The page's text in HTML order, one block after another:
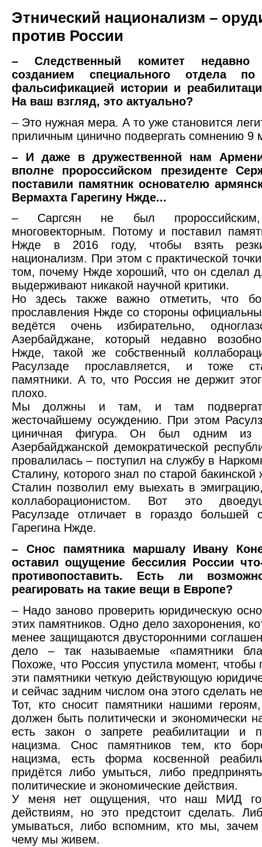
Этнический национализм –
против России
– Следственный комитет недавно
созданием специального отдела
фальсификацией истории и
На ваш взгляд, это актуально?
– Это нужная мера. А то уже становится
приличным цинично подвергать сомнению 9
– И даже в дружественной нам
вполне пророссийском президенте
поставили памятник основателю
Вермахта Гарегину Нжде...
– Саргсян не был
многовекторным. Потому и поставил
Нжде в 2016 году, чтобы взять
национализм. При этом с практической
том, почему Нжде хороший, что он сделал
выдерживают никакой научной критики.
Но здесь также важно отметить, что
прославления Нжде со стороны
ведётся очень избирательно,
Азербайджане, который недавно
Нжде, такой же собственный
Расулзаде прославляется, и тоже
памятники. А то, что Россия не держит
плохо.
Мы должны и там, и там
жесточайшему осуждению. При этом
циничная фигура. Он был одним из
Азербайджанской демократической
провалилась – поступил на службу в
Сталину, которого знал по старой
Сталин позволил ему выехать в
коллаборационистом. Вот это
Расулзаде отличает в гораздо большей
Гарегина Нжде.
– Снос памятника маршалу Ивану
оставил ощущение бессилия России
противопоставить. Есть ли
реагировать на такие вещи в Европе?
– Надо заново проверить юридическую
этих памятников. Одно дело захоронения,
менее защищаются двусторонними
дело – так называемые «памятники
Похоже, что Россия упустила момент, чтобы
эти памятники четкую действующую
и сейчас задним числом она этого сделать
Тот, кто сносит памятники нашими
должен быть политически и экономически
есть закон о запрете реабилитации и
нацизма. Снос памятников тем, кто
нацизма, есть форма косвенной
придётся либо умыться, либо
политические и экономические действия.
У меня нет ощущения, что наш МИД
действиям, но это предстоит сделать.
умываться, либо вспомним, кто мы, зачем
чему мы живем.